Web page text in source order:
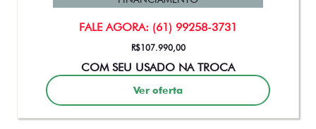
FALE AGORA: (61) 99258-3731
FINANCIAMENTO